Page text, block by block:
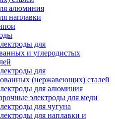
алюминия
наплавки
для
и углеродистых
для
(нержавеющих) сталей
для алюминия
электроды для меди
для чугуна
для наплавки и